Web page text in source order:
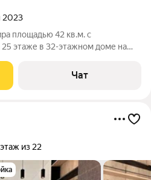
2023
площадью 42 кв.м. с
этаже в 32-этажном доме на
Дом -
Чат
этаж из 22